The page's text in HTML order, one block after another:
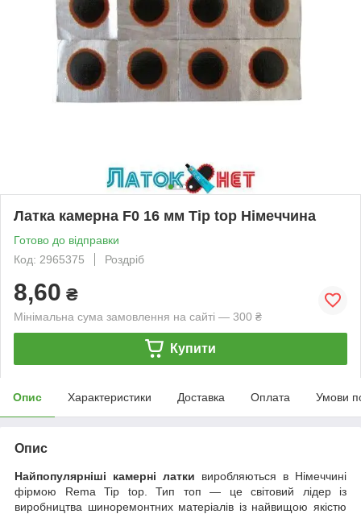
Латка камерна F0 16 мм Tip top Німеччина
Готово до відправки
Код: 2965375
Роздріб
8,60 ₴
Мінімальна сума замовлення на сайті — 300 ₴
Купити
Опис Характеристики Доставка Оплата Умови
Опис
Найпопулярніші камерні латки виробляються в Німеччині
фірмою Rema Tip top. Тип топ — це світовий лідер із
виробництва шиноремонтних матеріалів із найвищою якістю